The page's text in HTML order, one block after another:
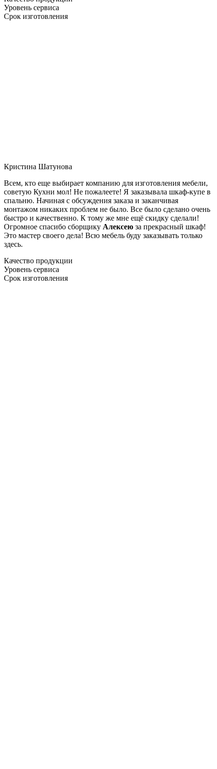
Уровень сервиса
Срок изготовления
Кристина Шатунова
Всем, кто еще выбирает компанию для изготовления мебели,
советую Кухни мол! Не пожалеете! Я заказывала шкаф-купе в
спальню. Начиная с обсуждения заказа и заканчивая
монтажом никаких проблем не было. Все было сделано очень
быстро и качественно. К тому же мне ещё скидку сделали!
Огромное спасибо сборщику Алексею за прекрасный шкаф!
Это мастер своего дела! Всю мебель буду заказывать только
здесь.
Качество продукции
Уровень сервиса
Срок изготовления